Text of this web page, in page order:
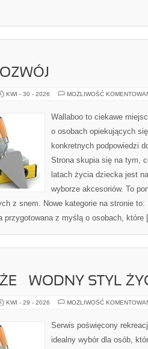
KWI - 30 - 2026 MOŻLIWOŚĆ
Wallaboo to ciekawe
o osobach opiekujących
konkretnych podpowiedzi
Strona skupia się na tym,
latach życia dziecka jest
wyborze akcesoriów. To
z snem. Nowe kategorie na stronie
przygotowana z myślą o osobach,
– WODNY STYL
KWI - 29 - 2026 MOŻLIWOŚĆ
Serwis poświęcony
idealny wybór dla osób,